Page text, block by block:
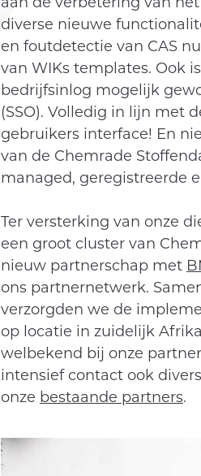
diverse nieuwe
en foutdetectie van CAS
van WIKs templates. Ook
bedrijfsinlog mogelijk
(SSO). Volledig in lijn met
gebruikers interface! En
van de Chemrade
managed, geregistreerde
Ter versterking van onze
een groot cluster van
nieuw partnerschap met
ons partnernetwerk.
verzorgden we de
op locatie in zuidelijk
welbekend bij onze
intensief contact ook
onze bestaande partners.